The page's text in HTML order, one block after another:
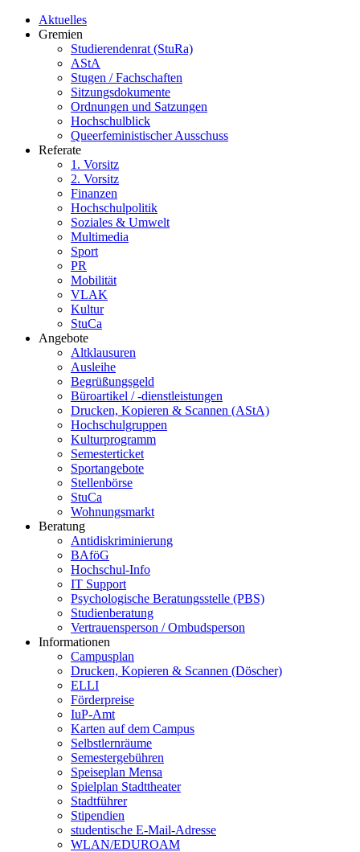
Aktuelles
Gremien
Studierendenrat (StuRa)
AStA
Stugen / Fachschaften
Sitzungsdokumente
Ordnungen und Satzungen
Hochschulblick
Queerfeministischer Ausschuss
Referate
1. Vorsitz
2. Vorsitz
Finanzen
Hochschulpolitik
Soziales & Umwelt
Multimedia
Sport
PR
Mobilität
VLAK
Kultur
StuCa
Angebote
Altklausuren
Ausleihe
Begrüßungsgeld
Büroartikel / -dienstleistungen
Drucken, Kopieren & Scannen (AStA)
Hochschulgruppen
Kulturprogramm
Semesterticket
Sportangebote
Stellenbörse
StuCa
Wohnungsmarkt
Beratung
Antidiskriminierung
BAföG
Hochschul-Info
IT Support
Psychologische Beratungsstelle (PBS)
Studienberatung
Vertrauensperson / Ombudsperson
Informationen
Campusplan
Drucken, Kopieren & Scannen (Döscher)
ELLI
Förderpreise
IuP-Amt
Karten auf dem Campus
Selbstlernräume
Semestergebühren
Speiseplan Mensa
Spielplan Stadttheater
Stadtführer
Stipendien
studentische E-Mail-Adresse
WLAN/EDUROAM